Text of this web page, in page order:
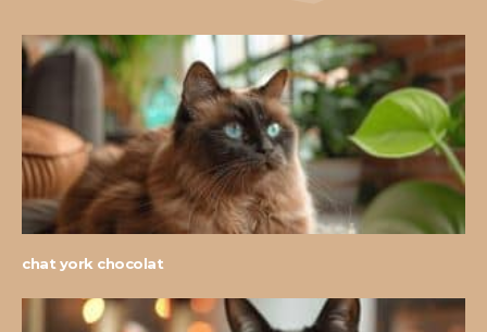
chat york chocolat